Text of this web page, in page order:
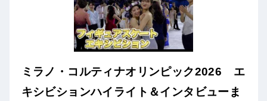
ミラノ・コルティナオリンピック2026 エ
キシビションハイライト＆インタビューま